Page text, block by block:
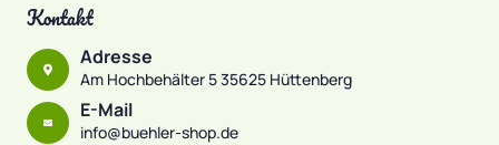
Kontakt
Adresse
Am Hochbehälter 5 35625 Hüttenberg
E-Mail
info@buehler-shop.de